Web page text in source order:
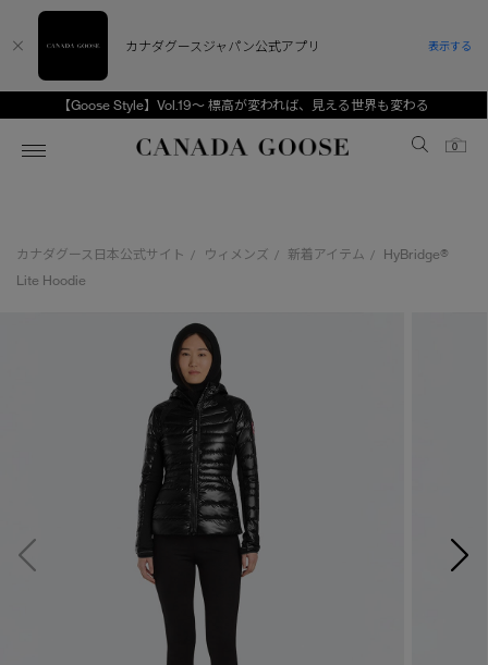
【Goose Style】Vol.19～ 標高が変われば、見える世界も変わる
Canada Goose
0
ディスカバー
アンバサダー
スプリングコレクション
新着アイテム
ベストセラー
FW26コレクション
サマー 26 コレクション
サマー 26 コレクションLOOK
日本限定モデル
スノーグース
メイドインジャパンTシャツ
新着アイテム
ベストセラー
FW26コレクション
サマー 26 コレクション
サマー 26 コレクションLOOK
日本限定モデル
スノーグース
メイドインジャパンTシャツ
ベビー（0‐24ヵ月)
キッズ（2‐7歳)
ユース（6＋歳)
コレクション
CANADA GOOSE Generationsは、アウター
ウェアの下取り・再販を通じて、長く愛される製
品の価値を受け継いでいきます。
アーカイブの希少なピースもご覧いただけます。
詳しく見る
カナダグース日本公式サイト / ウィメンズ / 新着アイテム /
HyBridge®
Lite Hoodie
カナダグースジャパン公式アプリ 表示する